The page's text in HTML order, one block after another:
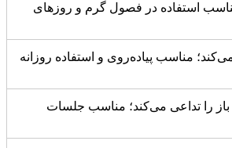
استفاده در فصول گرم و روزهای
مناسب پیاده‌روی و استفاده روزانه
را تداعی می‌کند؛ مناسب جلسات